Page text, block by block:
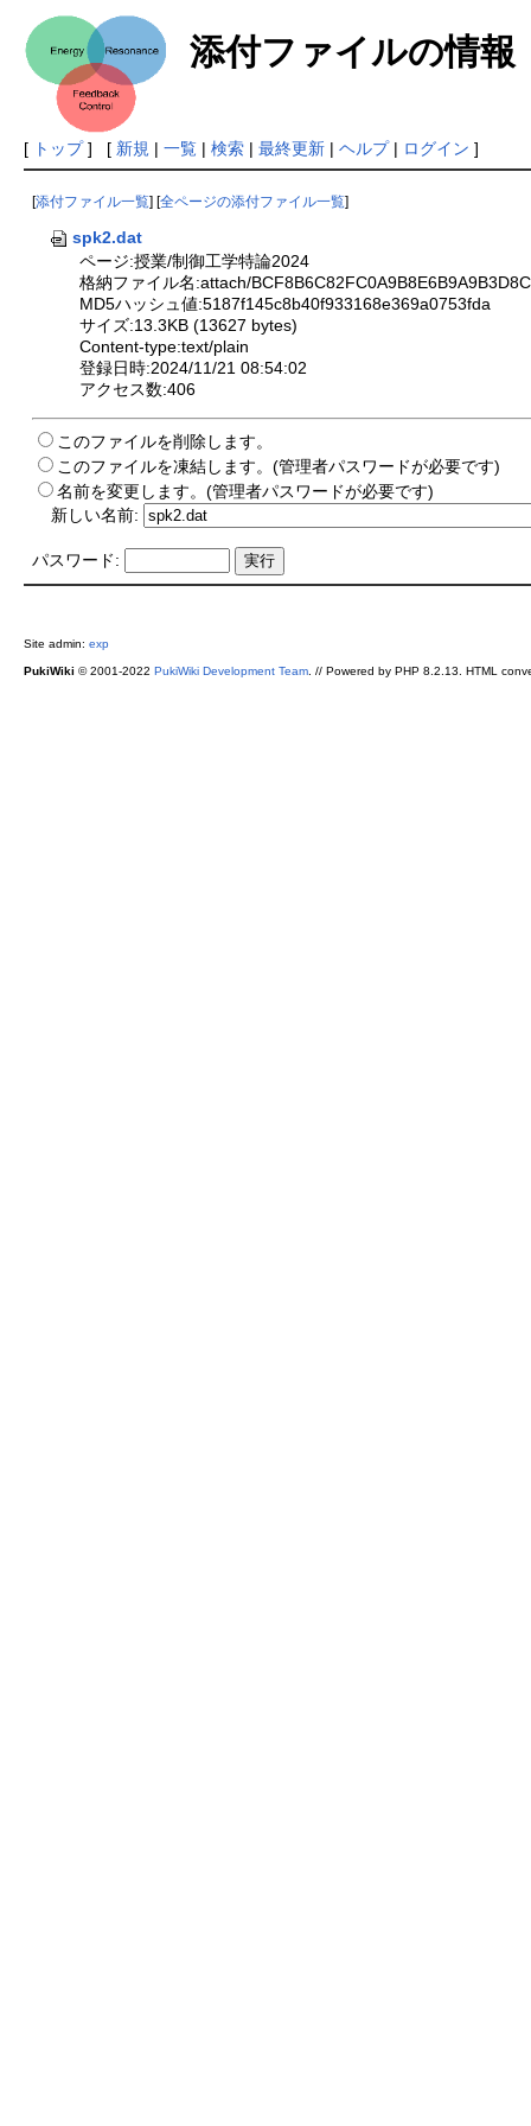
添付ファイルの情報
[ トップ] [ 新規 | 一覧| 検索| 最終更新| ヘルプ| ログイン ]
[添付ファイル一覧] [全ページの添付ファイル一覧]
spk2.dat
ページ:授業/制御工学特論2024
格納ファイル名:attach/
MD5ハッシュ値:5187f145c8b40f933168e369a0753fda
サイズ:13.3KB (13627 bytes)
Content-type:text/plain
登録日時:2024/11/21 08:54:02
アクセス数:406
このファイルを削除します。
このファイルを凍結します。(管理者パスワードが必要です)
名前を変更します。(管理者パスワードが必要です)
新しい名前:
パスワード:
Site admin: exp
PukiWiki © 2001-2022 PukiWiki Development Team. // Powered by PHP 8.2.13. HTML